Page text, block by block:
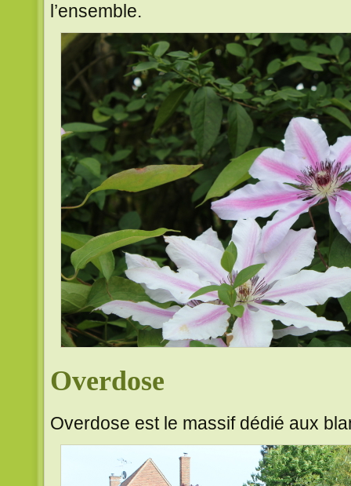
l’ensemble.
Overdose
Overdose est le massif dédié aux